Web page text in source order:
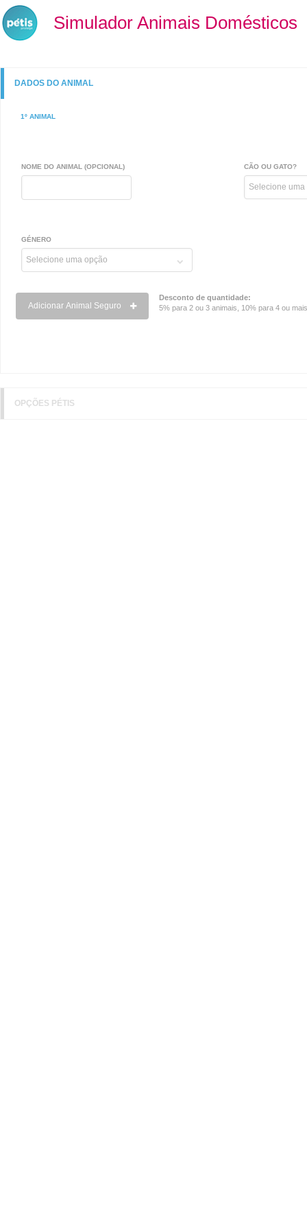
Simulador Animais Domésticos
DADOS DO ANIMAL
1º ANIMAL
NOME DO ANIMAL (OPCIONAL) CÃO OU GATO?
GÉNERO
Adicionar Animal Seguro
Desconto de quantidade:
5% para 2 ou 3 animais, 10% para 4 ou
OPÇÕES PÉTIS